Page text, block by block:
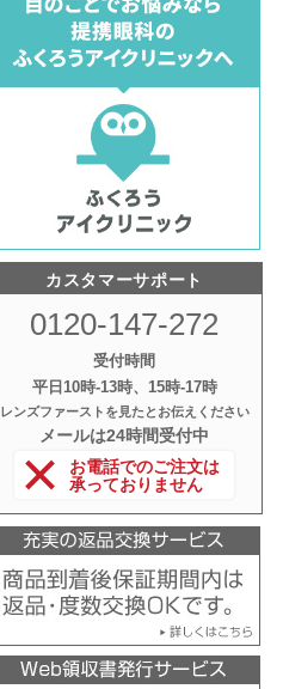
カスタマーサポート
0120-147-272
受付時間
平日10時‐13時、15時‐17時
レンズファーストを見たとお伝えください
メールは24時間受付中
お電話でのご注文は
承っておりません